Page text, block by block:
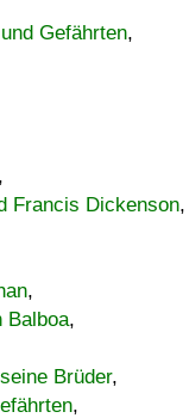
Gefährten,
,
Francis Dickenson,
,
Balboa,
Brüder,
,